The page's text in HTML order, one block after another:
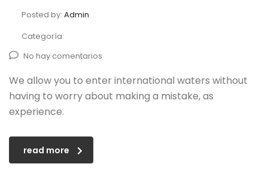
Posted by: Admin
Categoría:
No hay comentarios
We allow you to enter international waters without
having to worry about making a mistake, as
experience.
read more